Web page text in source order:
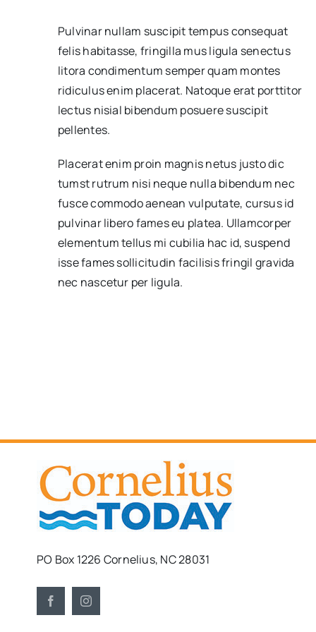
Pulvinar nullam suscipit tempus consequat
felis habitasse, fringilla mus ligula senectus
litora condimentum semper quam montes
ridiculus enim placerat. Natoque erat porttitor
lectus nisial bibendum posuere suscipit
pellentes.
Placerat enim proin magnis netus justo dic
tumst rutrum nisi neque nulla bibendum nec
fusce commodo aenean vulputate, cursus id
pulvinar libero fames eu platea. Ullamcorper
elementum tellus mi cubilia hac id, suspend
isse fames sollicitudin facilisis fringil gravida
nec nascetur per ligula.
PO Box 1226 Cornelius, NC 28031